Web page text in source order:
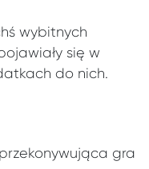
wybitnych
się w
do nich.
gra